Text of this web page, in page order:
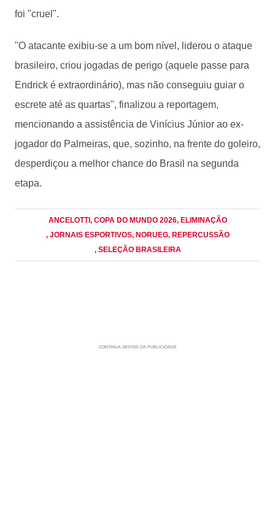
foi "cruel".
"O atacante exibiu-se a um bom nível, liderou o ataque
brasileiro, criou jogadas de perigo (aquele passe para
Endrick é extraordinário), mas não conseguiu guiar o
escrete até as quartas", finalizou a reportagem,
mencionando a assistência de Vinícius Júnior ao ex-
jogador do Palmeiras, que, sozinho, na frente do goleiro,
desperdiçou a melhor chance do Brasil na segunda
etapa.
ANCELOTTI, COPA DO MUNDO 2026, ELIMINAÇÃO
, JORNAIS ESPORTIVOS, NORUEG, REPERCUSSÃO
, SELEÇÃO BRASILEIRA